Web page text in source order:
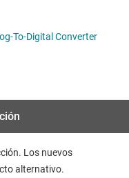
To-Digital Converter
Los nuevos
alternativo.